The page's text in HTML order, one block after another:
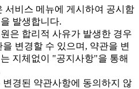
비스 메뉴에 게시하여 공시함
발생합니다.
은 합리적 사유가 발생한 경우
을 변경할 수 있으며, 약관을 변
지체없이 "공지사항"을 통해
경된 약관사항에 동의하지 않